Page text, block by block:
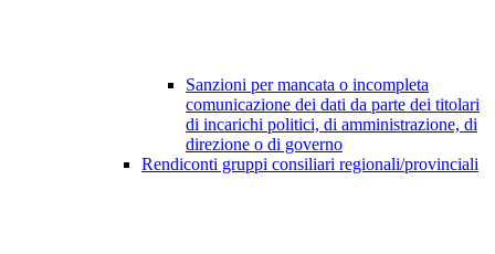
Sanzioni per mancata o incompleta
comunicazione dei dati da parte dei titolari
di incarichi politici, di amministrazione, di
direzione o di governo
Rendiconti gruppi consiliari regionali/provinciali